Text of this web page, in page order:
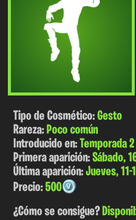
Tipo de Cosmético:Gesto
Rareza:Poco común
Introducido en:Temporada
Primera aparición:Sábado,
Última aparición:Jueves, 11-
Precio:500
¿Cómo se consigue?